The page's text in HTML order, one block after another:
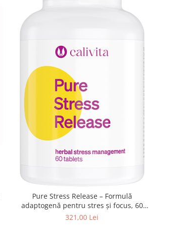
Pure Stress Release – Formulă
adaptogenă pentru stres și focus, 60
tablete
321,00 Lei